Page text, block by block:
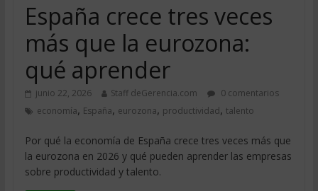
España crece tres veces
más que la eurozona:
qué aprender
junio 22, 2026 Staff deGerencia.com
0 comentarios
economía, España, eurozona, productividad, talento
Por qué la economía de España crece tres veces más que
la eurozona en 2026 y qué pueden aprender las empresas
sobre productividad y talento.